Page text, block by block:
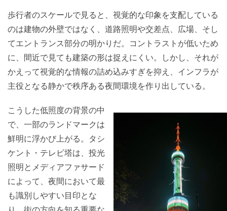
歩行者のスケールで見ると、視覚的な印象を支配している
のは建物の外壁ではなく、道路照明や交差点、広場、そし
てエントランス部分の明かりだ。コントラストが低いため
に、間近で見ても建築の形は捉えにくい。しかし、それが
かえって視覚的な情報の詰め込みすぎを抑え、インフラが
主役となる静かで秩序ある夜間環境を作り出している。
こうした低照度の背景の中
で、一部のランドマークは
鮮明に浮かび上がる。タシ
ケント・テレビ塔は、投光
照明とメディアファサード
によって、夜間において最
も識別しやすい目印とな